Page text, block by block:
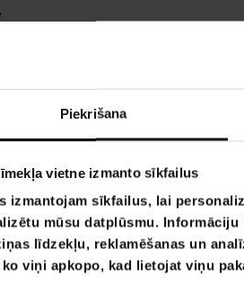
Piekrišana
vietne izmanto sīkfailus
izmantojam sīkfailus, lai
mūsu datplūsmu.
līdzekļu, reklamēšanas un
ko viņi apkopo, kad lietojat viņu